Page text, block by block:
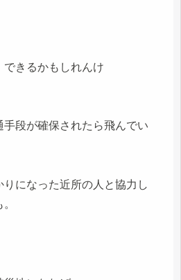
きるかもしれんけ
段が確保されたら飛んでい
になった近所の人と協力し